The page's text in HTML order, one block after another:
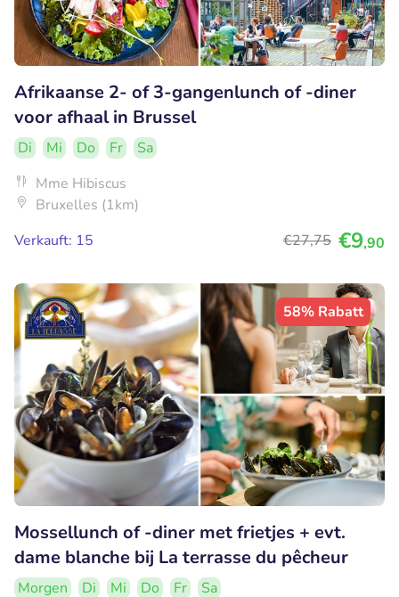
Afrikaanse 2- of 3-gangenlunch of -diner
voor afhaal in Brussel
Di Mi Do Fr
Sa
Mme Hibiscus
Bruxelles (1km)
Verkauft: 15
€27,75 €9,90
58% Rabatt
Mossellunch of -diner met frietjes + evt.
dame blanche bij La terrasse du pêcheur
Morgen Di Mi Do Fr Sa